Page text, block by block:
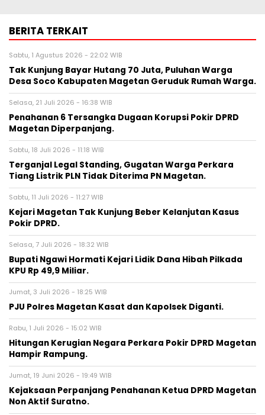
BERITA TERKAIT
Sabtu, 1 Agustus 2026 - 22:02 WIB
Tak Kunjung Bayar Hutang 70 Juta, Puluhan Warga
Desa Soco Kabupaten Magetan Geruduk Rumah Warga.
Selasa, 21 Juli 2026 - 16:38 WIB
Penahanan 6 Tersangka Dugaan Korupsi Pokir DPRD
Magetan Diperpanjang.
Sabtu, 18 Juli 2026 - 11:18 WIB
Terganjal Legal Standing, Gugatan Warga Perkara
Tiang Listrik PLN Tidak Diterima PN Magetan.
Sabtu, 11 Juli 2026 - 11:27 WIB
Kejari Magetan Tak Kunjung Beber Kelanjutan Kasus
Pokir DPRD.
Selasa, 7 Juli 2026 - 18:32 WIB
Bupati Ngawi Hormati Kejari Lidik Dana Hibah Pilkada
KPU Rp 49,9 Miliar.
Jumat, 3 Juli 2026 - 18:25 WIB
PJU Polres Magetan Kasat dan Kapolsek Diganti.
Rabu, 1 Juli 2026 - 15:02 WIB
Hitungan Kerugian Negara Perkara Pokir DPRD Magetan
Hampir Rampung.
Jumat, 19 Juni 2026 - 19:49 WIB
Kejaksaan Perpanjang Penahanan Ketua DPRD Magetan
Non Aktif Suratno.